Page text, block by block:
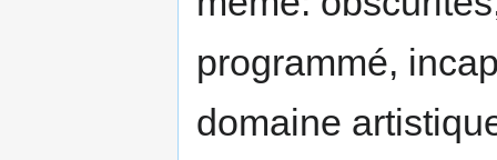
programmé,
domaine